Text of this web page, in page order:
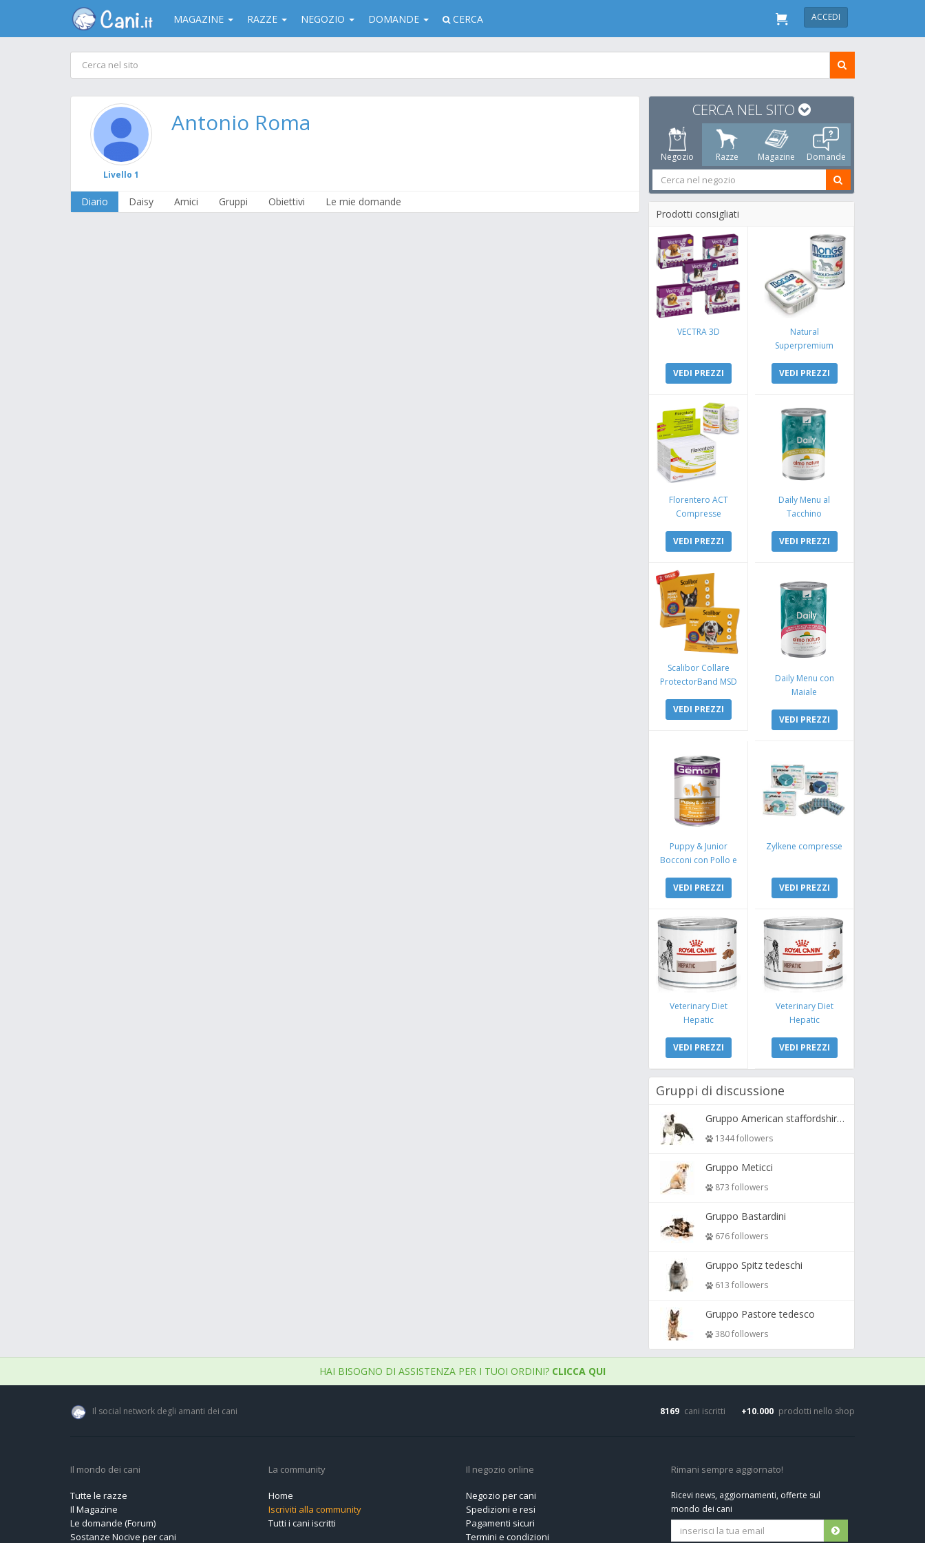
MAGAZINE RAZZE NEGOZIO DOMANDE CERCA ACCEDI
Livello 1
Antonio Roma
Diario Daisy Amici Gruppi Obiettivi Le mie domande
CERCA NEL SITO
Negozio Razze Magazine Domande
Prodotti consigliati
VECTRA 3D
VEDI PREZZI
Natural
Superpremium
Coniglio e Mela
VEDI PREZZI
Florentero ACT
Compresse
VEDI PREZZI
Daily Menu al
Tacchino
VEDI PREZZI
Scalibor Collare
ProtectorBand MSD
VEDI PREZZI
Daily Menu con
Maiale
VEDI PREZZI
Puppy & Junior
Bocconi con Pollo e
VEDI PREZZI
Zylkene compresse
VEDI PREZZI
Veterinary Diet
Hepatic
VEDI PREZZI
Veterinary Diet
Hepatic
VEDI PREZZI
Gruppi di discussione
Gruppo American staffordshire terrier ( amstaff, amastaff )
1344 followers
Gruppo Meticci
873 followers
Gruppo Bastardini
676 followers
Gruppo Spitz tedeschi
613 followers
Gruppo Pastore tedesco
380 followers
HAI BISOGNO DI ASSISTENZA PER I TUOI ORDINI? CLICCA QUI
Il social network degli amanti dei cani 8169 cani iscritti +10.000 prodotti nello shop
Il mondo dei cani
Tutte le razze
Il Magazine
Le domande (Forum)
Sostanze Nocive per cani
La community
Home
Iscriviti alla community
Tutti i cani iscritti
Il negozio online
Negozio per cani
Spedizioni e resi
Pagamenti sicuri
Termini e condizioni
Rimani sempre aggiornato!
Ricevi news, aggiornamenti, offerte sul
mondo dei cani